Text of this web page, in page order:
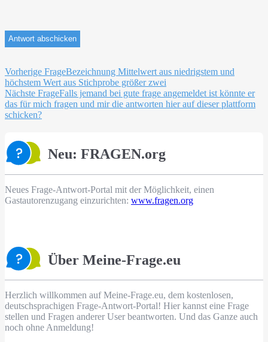
Beitragsnavigation
Vorherige FrageBezeichnung Mittelwert aus niedrigstem und
höchstem Wert aus Stichprobe größer zwei
Nächste FrageFalls jemand bei gute frage angemeldet ist könnte er
das für mich fragen und mir die antworten hier auf dieser plattform
schicken?
Neu: FRAGEN.org
Neues Frage-Antwort-Portal mit der Möglichkeit, einen
Gastautorenzugang einzurichten: www.fragen.org
Über Meine-Frage.eu
Herzlich willkommen auf Meine-Frage.eu, dem kostenlosen,
deutschsprachigen Frage-Antwort-Portal! Hier kannst eine Frage
stellen und Fragen anderer User beantworten. Und das Ganze auch
noch ohne Anmeldung!